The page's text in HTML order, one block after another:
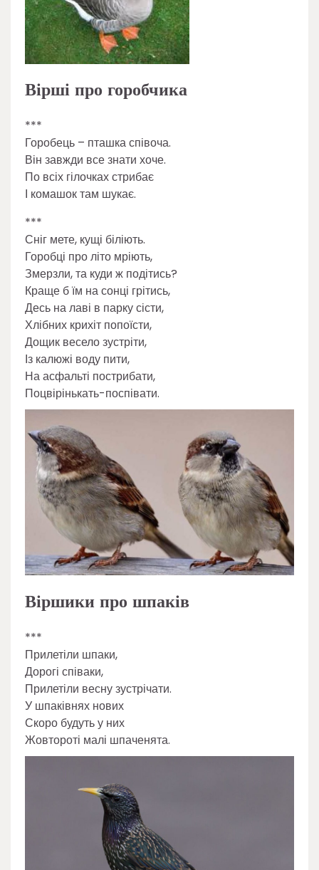
Вірші про горобчика
***
Горобець – пташка співоча.
Він завжди все знати хоче.
По всіх гілочках стрибає
І комашок там шукає.
***
Сніг мете, кущі біліють.
Горобці про літо мріють,
Змерзли, та куди ж подітись?
Краще б їм на сонці грітись,
Десь на лаві в парку сісти,
Хлібних крихіт попоїсти,
Дощик весело зустріти,
Із калюжі воду пити,
На асфальті пострибати,
Поцвірінькать-поспівати.
Віршики про шпаків
***
Прилетіли шпаки,
Дорогі співаки,
Прилетіли весну зустрічати.
У шпаківнях нових
Скоро будуть у них
Жовтороті малі шпаченята.